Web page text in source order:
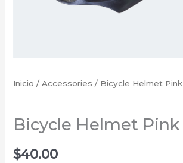
Inicio /Accessories / Bicycle Helmet Pink
Bicycle Helmet Pink
$40.00